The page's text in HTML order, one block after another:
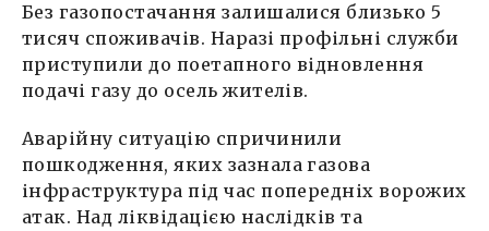
Без газопостачання залишалися близько 5
тисяч споживачів. Наразі профільні служби
приступили до поетапного відновлення
подачі газу до осель жителів.
Аварійну ситуацію спричинили
пошкодження, яких зазнала газова
інфраструктура під час попередніх ворожих
атак. Над ліквідацією наслідків та